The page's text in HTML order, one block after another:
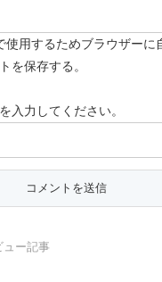
使用するためブラウザーに
を保存する。
入力してください。
ュー記事